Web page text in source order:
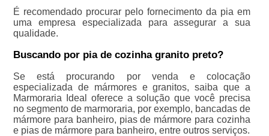
É recomendado procurar pelo fornecimento da pia em
uma empresa especializada para assegurar a sua
qualidade.
Buscando por pia de cozinha granito preto?
Se está procurando por venda e colocação
especializada de mármores e granitos, saiba que a
Marmoraria Ideal oferece a solução que você precisa
no segmento de marmoraria, por exemplo, bancadas de
mármore para banheiro, pias de mármore para cozinha
e pias de mármore para banheiro, entre outros serviços.